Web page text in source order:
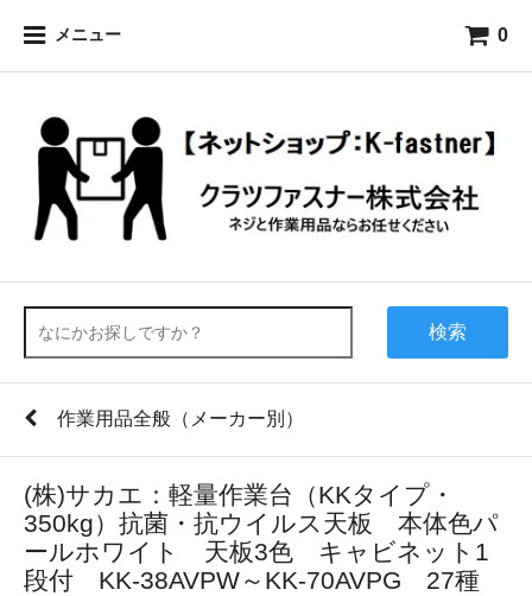
メニュー 0
検索
作業用品全般（メーカー別）
(株)サカエ：軽量作業台（KKタイプ・
350kg）抗菌・抗ウイルス天板 本体色パ
ールホワイト 天板3色 キャビネット1
段付 KK-38AVPW～KK-70AVPG 27種